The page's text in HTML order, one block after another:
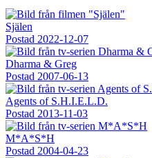
Själen
Postad 2022-12-07
Dharma & Greg
Postad 2007-06-13
Agents of S.H.I.E.L.D.
Postad 2013-11-03
M*A*S*H
Postad 2004-04-23